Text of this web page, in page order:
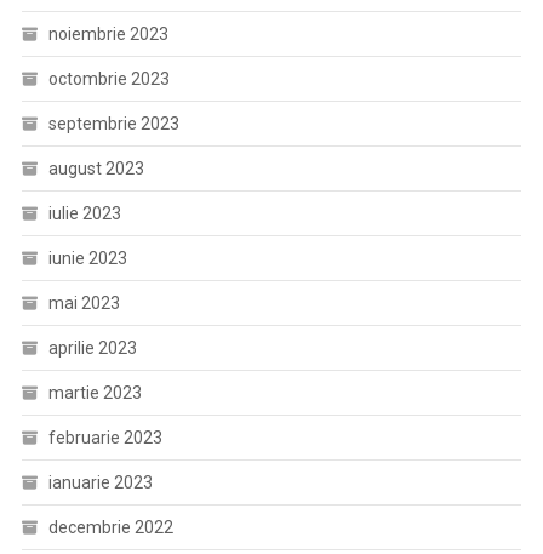
noiembrie 2023
octombrie 2023
septembrie 2023
august 2023
iulie 2023
iunie 2023
mai 2023
aprilie 2023
martie 2023
februarie 2023
ianuarie 2023
decembrie 2022